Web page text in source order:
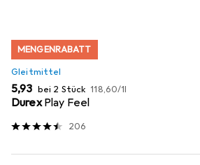
MENGENRABATT
Gleitmittel
EUR
5,93 bei 2 Stück EUR
118,60/1l
Durex Play Feel
206